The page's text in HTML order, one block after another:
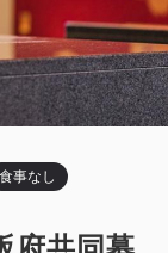
今すぐ予約
食事なし